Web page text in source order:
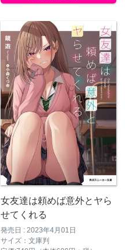
女友達は頼めば意外とヤら
せてくれる
発売日 : 2023年4月01日
サイズ：文庫判